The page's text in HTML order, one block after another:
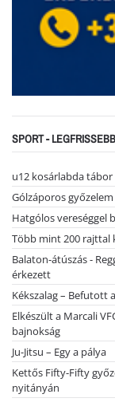
SPORT - LEGFRISSEBB
u12 kosárlabda tábor
Gólzáporos
Hatgólos vereséggel
Több mint 200 rajttal
Balaton-átúszás -
érkezett
Kékszalag – Befutott
Elkészült a Marcali
bajnokság
Ju-Jitsu – Egy a pálya
Kettős Fifty-Fifty
nyitányán